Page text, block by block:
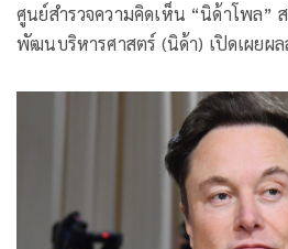
ศูนย์สำรวจความคิดเห็น “นิด้าโพล”
พัฒนบริหารศาสตร์ (นิด้า) เปิดเผยผล
2565 จากประชาชนที่มีอายุ 15 ปีขึ้นไป